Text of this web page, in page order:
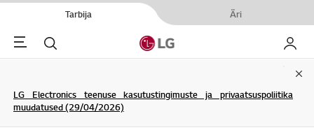
Tarbija Äri
Menu Otsi Minu
LG Electronics teenuse kasutustingimuste ja privaatsuspoliitika
muudatused (29/04/2026)